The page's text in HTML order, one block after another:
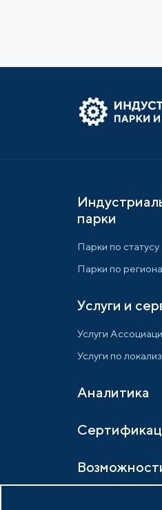
парки
Парки по статусу
Парки по
Услуги и
Услуги
Услуги по
Аналитика